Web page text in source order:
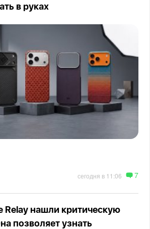
в руках
сегодня в 11:06 7
Relay нашли критическую
позволяет узнать